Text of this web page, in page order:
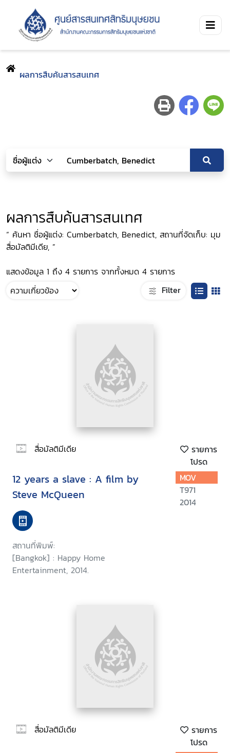
ผลการสืบค้นสารสนเทศ
ผลการสืบค้นสารสนเทศ
“ ค้นหา ชื่อผู้แต่ง: Cumberbatch, Benedict, สถานที่จัดเก็บ: มุม
สื่อมัลติมีเดีย, ”
แสดงข้อมูล 1 ถึง 4 รายการ จากทั้งหมด 4 รายการ
Filter
สื่อมัลติมีเดีย
รายการ
โปรด
12 years a slave : A film by
Steve McQueen
สถานที่พิมพ์:
[Bangkok] : Happy Home
Entertainment, 2014.
MOV
T971
2014
สื่อมัลติมีเดีย
รายการ
โปรด